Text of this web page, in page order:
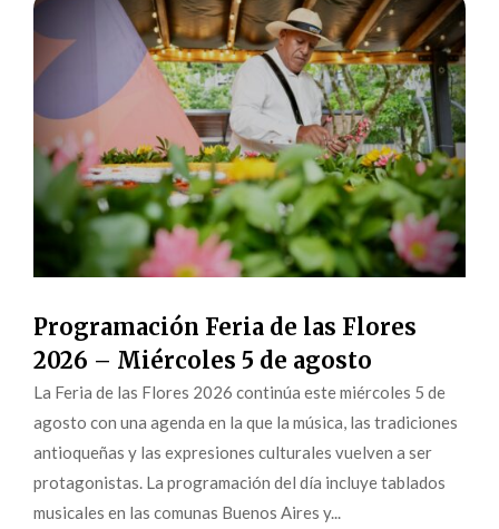
Programación Feria de las Flores
2026 – Miércoles 5 de agosto
La Feria de las Flores 2026 continúa este miércoles 5 de
agosto con una agenda en la que la música, las tradiciones
antioqueñas y las expresiones culturales vuelven a ser
protagonistas. La programación del día incluye tablados
musicales en las comunas Buenos Aires y...